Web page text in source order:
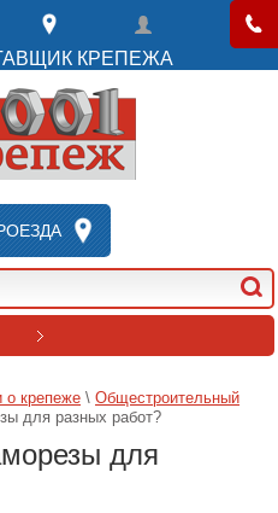
КРЕПЕЖА
о крепеже \ Общестроительный
для разных работ?
для